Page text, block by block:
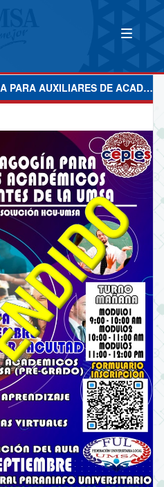
CURSO DE PSICOPEDAGOGÍA PARA AUXILIARES DE ACADEMICOS Y ESTUDIANTES DE LA UMSA